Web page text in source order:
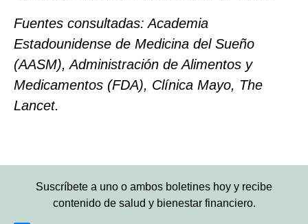
Fuentes consultadas: Academia
Estadounidense de Medicina del Sueño
(AASM), Administración de Alimentos y
Medicamentos (FDA), Clínica Mayo, The
Lancet.
Suscríbete a uno o ambos boletines hoy y recibe
contenido de salud y bienestar financiero.